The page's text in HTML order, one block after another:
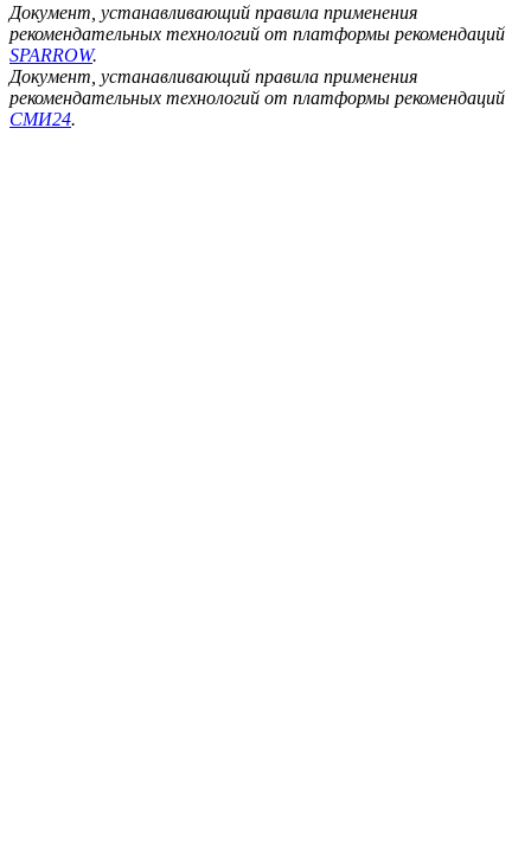
Документ, устанавливающий правила применения
рекомендательных технологий от платформы рекомендаций
SPARROW.
Документ, устанавливающий правила применения
рекомендательных технологий от платформы рекомендаций
СМИ24.